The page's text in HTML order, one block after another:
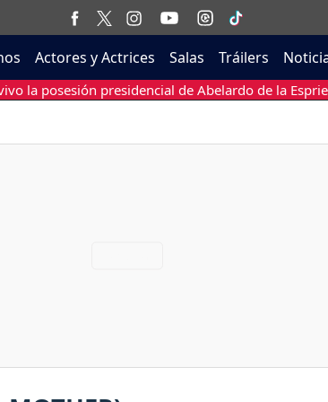
Actores y Actrices Salas Tráilers
la posesión presidencial de Abelardo de la